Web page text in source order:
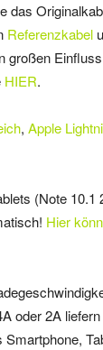
das
Referenzkabel
großen
HIER.
, Apple
(Note 10.1
Hier
oder 2A